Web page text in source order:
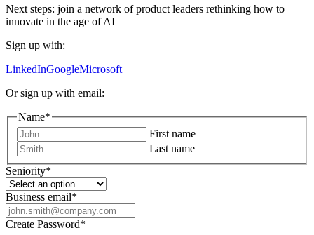
Next steps: join a network of product leaders rethinking how to
innovate in the age of AI
Sign up with:
LinkedInGoogleMicrosoft
Or sign up with email:
Name*
First name
Last name
Seniority*
Business email*
Create Password*